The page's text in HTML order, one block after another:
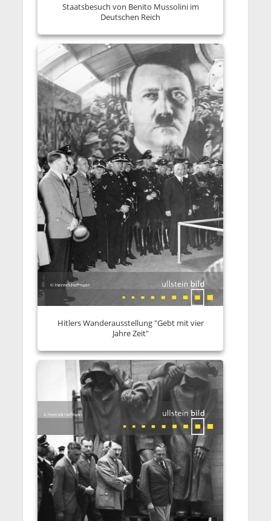
Staatsbesuch von Benito Mussolini im
Deutschen Reich
Hitlers Wanderausstellung "Gebt mit vier
Jahre Zeit"